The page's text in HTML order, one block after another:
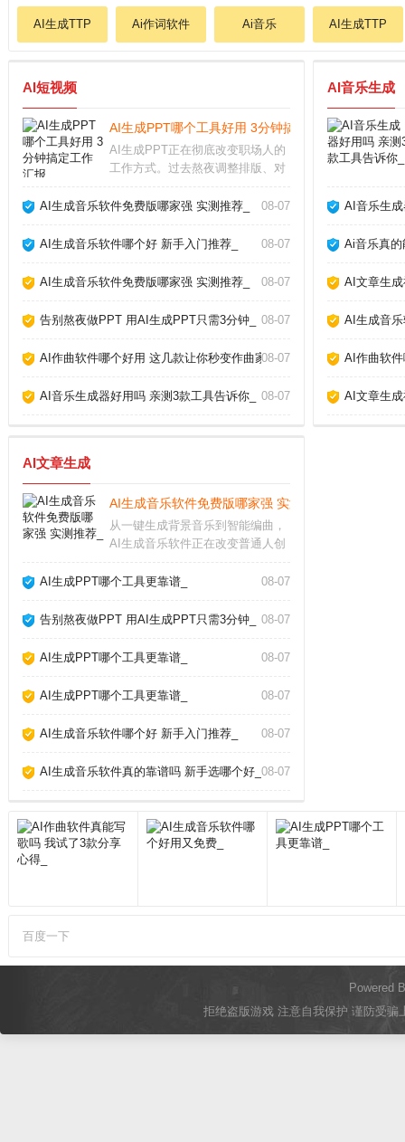
AI生成TTP Ai作词软件 Ai音乐 AI生成TTP
AI短视频
AI生成PPT哪个工具好用 3分钟搞定工作汇报_
AI生成PPT正在彻底改变职场人的
工作方式。过去熬夜调整排版、对
几分钟就能完成。从实际体验来
是根据文字内容自动生成逻辑清
AI生成音乐软件免费版哪家强 实测推荐_ 08-07
AI生成音乐软件哪个好 新手入门推荐_ 08-07
AI生成音乐软件免费版哪家强 实测推荐_ 08-07
告别熬夜做PPT 用AI生成PPT只需3分钟_ 08-07
AI作曲软件哪个好用 这几款让你秒变作曲家_08-07
AI音乐生成器好用吗 亲测3款工具告诉你_ 08-07
AI音乐生成
AI音乐生
Ai音乐真
AI文章生
AI生成音
AI作曲软
AI文章生
AI文章生成
AI生成音乐软件免费版哪家强 实测推荐_
从一键生成背景音乐到智能编曲，
AI生成音乐软件正在改变普通人创
作者、游戏开发者还是音乐爱好
版税的原创配乐。但面对市面上层
AI生成PPT哪个工具更靠谱_ 08-07
告别熬夜做PPT 用AI生成PPT只需3分钟_ 08-07
AI生成PPT哪个工具更靠谱_ 08-07
AI生成PPT哪个工具更靠谱_ 08-07
AI生成音乐软件哪个好 新手入门推荐_ 08-07
AI生成音乐软件真的靠谱吗 新手选哪个好_ 08-07
百度一下
Powered
拒绝盗版游戏 注意自我保护 谨防受